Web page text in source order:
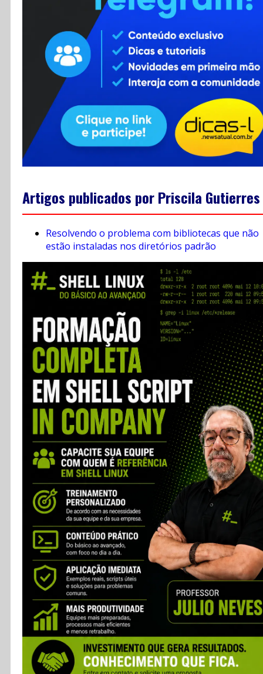
Contato
RSS
Artigos publicados por Priscila Gutierres
Resolvendo o problema com bibliotecas que não
estão instaladas nos diretórios padrão